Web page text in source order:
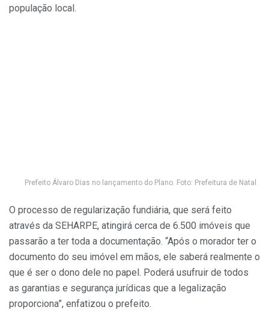
população local.
Prefeito Álvaro Dias no lançamento do Plano. Foto: Prefeitura de Natal
O processo de regularização fundiária, que será feito
através da SEHARPE, atingirá cerca de 6.500 imóveis que
passarão a ter toda a documentação. “Após o morador ter o
documento do seu imóvel em mãos, ele saberá realmente o
que é ser o dono dele no papel. Poderá usufruir de todos
as garantias e segurança jurídicas que a legalização
proporciona”, enfatizou o prefeito.